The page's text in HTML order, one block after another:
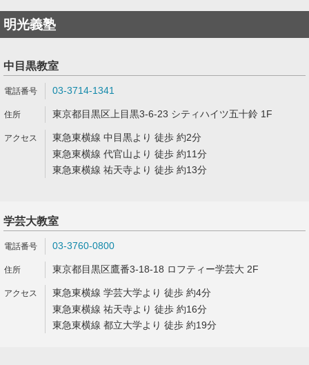
明光義塾
中目黒教室
03-3714-1341
東京都目黒区上目黒3-6-23 シティハイツ五十鈴 1F
東急東横線 中目黒より 徒歩 約2分
東急東横線 代官山より 徒歩 約11分
東急東横線 祐天寺より 徒歩 約13分
学芸大教室
03-3760-0800
東京都目黒区鷹番3-18-18 ロフティー学芸大 2F
東急東横線 学芸大学より 徒歩 約4分
東急東横線 祐天寺より 徒歩 約16分
東急東横線 都立大学より 徒歩 約19分